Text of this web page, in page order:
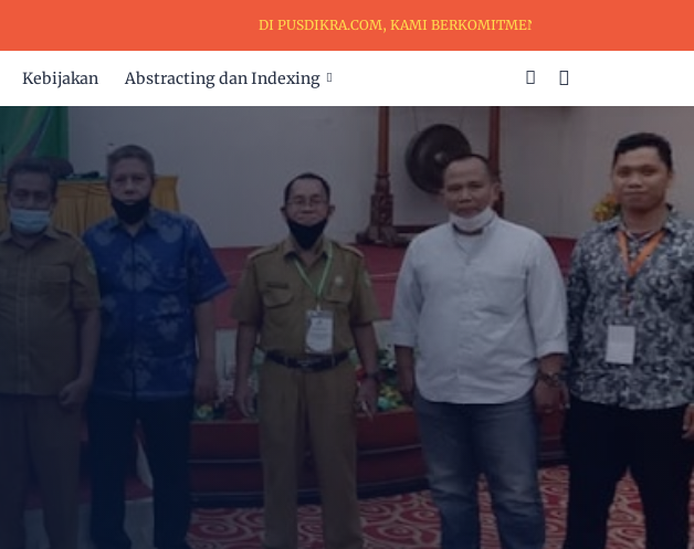
DI PUSDIKRA.COM, KAMI BERKOMITMEN UNTUK MENJADI MITRA
Kebijakan Abstracting dan Indexing